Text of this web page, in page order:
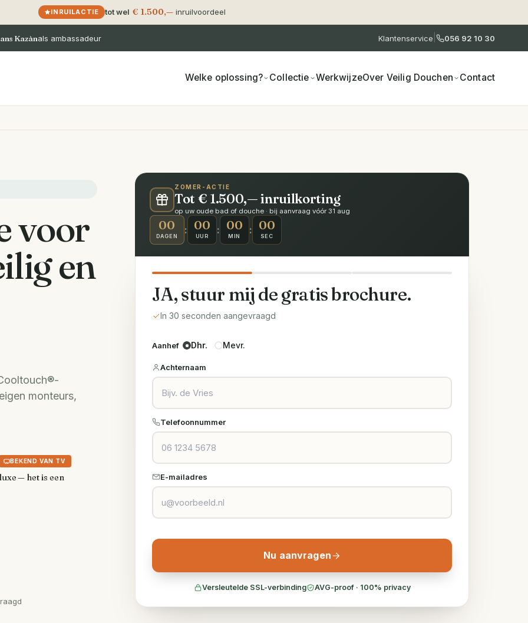
INRUILACTIE tot wel € 1.500,— inruilvoordeel
Kazànals ambassadeur Klantenservice 056 92 10 30
Welke oplossing? Collectie WerkwijzeOver Veilig Douchen Contact
voor
en
monteurs,
BEKEND VAN TV
— het is een
ZOMER-ACTIE
Tot € 1.500,— inruilkorting
op uw oude bad of douche · bij aanvraag vóór 31 aug
00
DAGEN
: 00
UUR
: 00
MIN
: 00
SEC
JA, stuur mij de gratis brochure.
In 30 seconden aangevraagd
Aanhef Dhr. Mevr.
Achternaam
Telefoonnummer
E-mailadres
Nu aanvragen
Versleutelde SSL-verbinding AVG-proof · 100% privacy